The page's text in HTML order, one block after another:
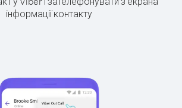
інформації контакту